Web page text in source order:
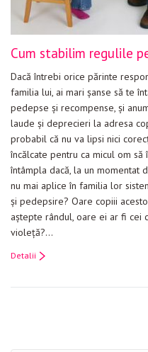
Cum stabilim regulile
Dacă întrebi orice părinte
familia lui, ai mari şanse să te
pedepse şi recompense, şi
laude şi deprecieri la adresa
probabil că nu va lipsi nici
încălcate pentru ca micul om
întâmpla dacă, la un momentat
nu mai aplice în familia lor
şi pedepsire? Oare copiii
aştepte rândul, oare ei ar fi cei
violeţă?…
Detalii